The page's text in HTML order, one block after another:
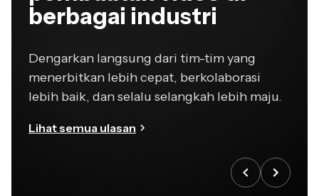
berbagai industri
Dengarkan langsung dari tim-tim yang
menerbitkan lebih cepat, berkolaborasi
lebih baik, dan selalu selangkah lebih maju.
Lihat semua ulasan